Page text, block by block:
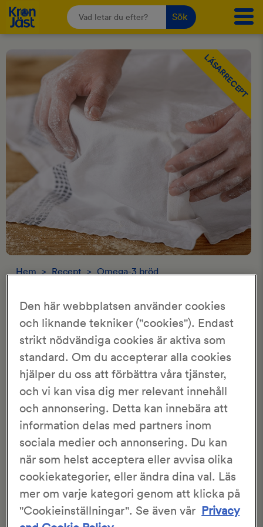
Sök
LÄSARRECEPT
Hem > Recept > Omega-3 bröd
OMEGA-3 BRÖD
Evelina Svensson
1 tim 50 min
Omega-3 bröd toppat med pumpakärnor, sesamfrön och
vallmofrön.
Detta är ett recept från en av våra läsare och är inte
skapat eller testbakat av KronJäst
3.1/5
452 Röster
Den här webbplatsen använder cookies
och liknande tekniker ("cookies"). Endast
strikt nödvändiga cookies är aktiva som
standard. Om du accepterar alla cookies
hjälper du oss att förbättra våra tjänster,
och vi kan visa dig mer relevant innehåll
och annonsering. Detta kan innebära att
information delas med partners inom
sociala medier och annonsering. Du kan
när som helst acceptera eller avvisa olika
cookiekategorier, eller ändra dina val. Läs
mer om varje kategori genom att klicka på
"Cookieinställningar". Se även vår Privacy